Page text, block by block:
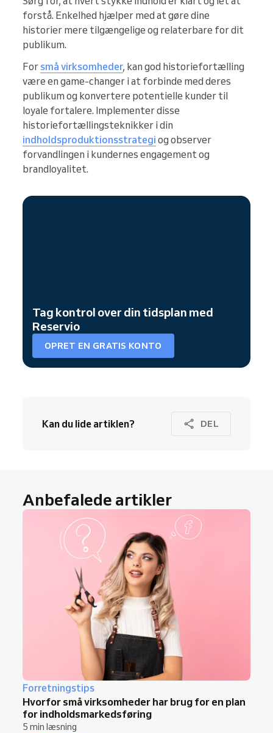
forstå. Enkelhed hjælper med at gøre dine
historier mere tilgængelige og relaterbare for dit
publikum.
For små virksomheder, kan god historiefortælling
være en game-changer i at forbinde med deres
publikum og konvertere potentielle kunder til
loyale fortalere. Implementer disse
historiefortællingsteknikker i din
indholdsproduktionsstrategi og observer
forvandlingen i kundernes engagement og
brandloyalitet.
Tag kontrol over din tidsplan med
Reservio
OPRET EN GRATIS KONTO
Kan du lide artiklen? DEL
Anbefalede artikler
Forretningstips
Hvorfor små virksomheder har brug for en plan
for indholdsmarkedsføring
5 min læsning